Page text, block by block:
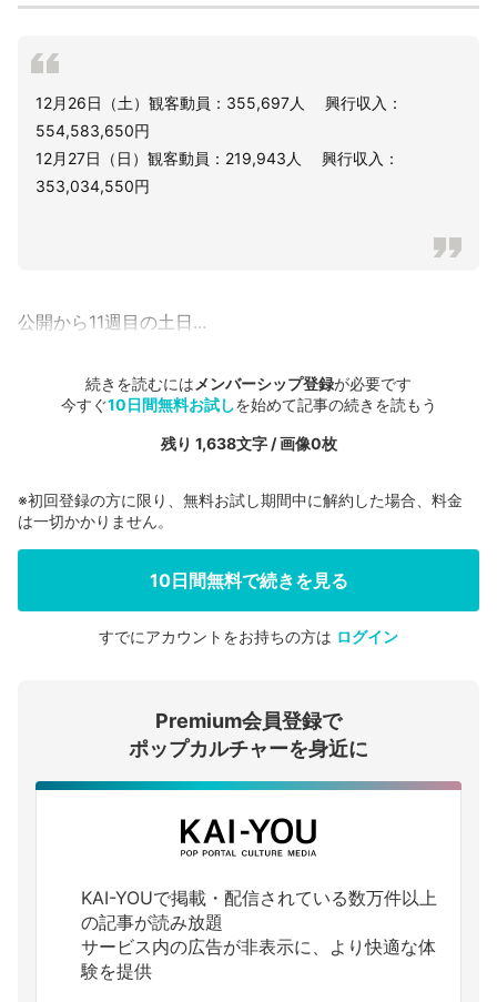
12月26日（土）観客動員：355,697人 興行収入：
554,583,650円
12月27日（日）観客動員：219,943人 興行収入：
353,034,550円
公開から11週目の土日...
続きを読むには メンバーシップ登録が必要です
今すぐ10日間無料お試しを始めて記事の続きを読もう
残り 1,638文字 / 画像0枚
会員登録する
ログインする
※初回登録の方に限り、無料お試し期間中に解約した場合、料金
は一切かかりません。
10日間無料で続きを見る
すでにアカウントをお持ちの方は ログイン
Premium会員登録で
ポップカルチャーを身近に
KAI-YOUで掲載・配信されている数万件以上
の記事が読み放題
サービス内の広告が非表示に、より快適な体
験を提供